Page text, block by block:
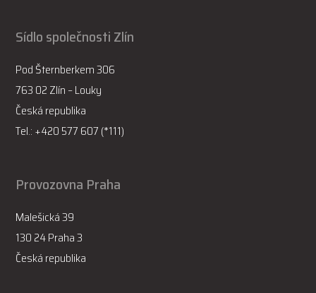
Sídlo společnosti Zlín
Pod Šternberkem 306
763 02 Zlín – Louky
Česká republika
Tel.: +420 577 607 (*111)
Provozovna Praha
Malešická 39
130 24 Praha 3
Česká republika